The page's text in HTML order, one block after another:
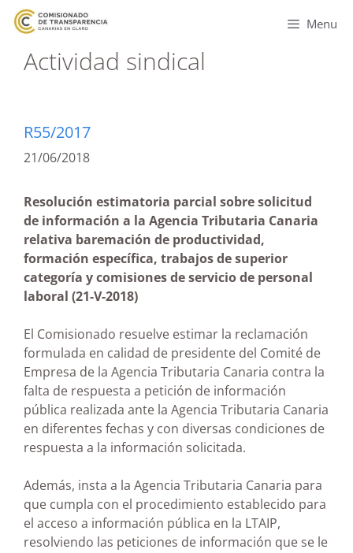
Menu
Actividad sindical
R55/2017
21/06/2018
Resolución estimatoria parcial sobre solicitud
de información a la Agencia Tributaria Canaria
relativa baremación de productividad,
formación específica, trabajos de superior
categoría y comisiones de servicio de personal
laboral (21-V-2018)
El Comisionado resuelve estimar la reclamación
formulada en calidad de presidente del Comité de
Empresa de la Agencia Tributaria Canaria contra la
falta de respuesta a petición de información
pública realizada ante la Agencia Tributaria Canaria
en diferentes fechas y con diversas condiciones de
respuesta a la información solicitada.
Además, insta a la Agencia Tributaria Canaria para
que cumpla con el procedimiento establecido para
el acceso a información pública en la LTAIP,
resolviendo las peticiones de información que se le